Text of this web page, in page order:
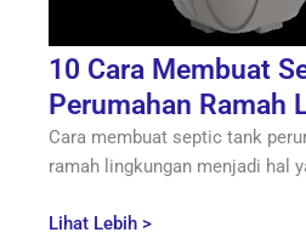
10 Cara Membuat
Perumahan Ramah
Cara membuat septic tank
ramah lingkungan menjadi hal
Lihat Lebih >